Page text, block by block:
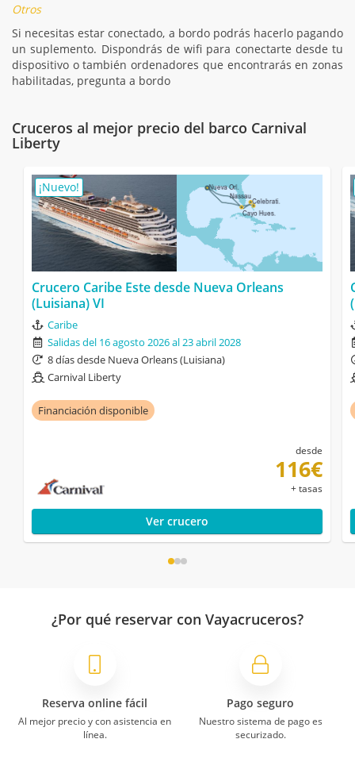
Otros
Si necesitas estar conectado, a bordo podrás hacerlo pagando
un suplemento. Dispondrás de wifi para conectarte desde tu
dispositivo o también ordenadores que encontrarás en zonas
habilitadas, pregunta a bordo
Cruceros al mejor precio del barco Carnival
Liberty
¡Nuevo!
Crucero Caribe Este desde Nueva Orleans
(Luisiana) VI
Caribe
Salidas del 16 agosto 2026 al 23 abril 2028
8 días desde Nueva Orleans (Luisiana)
Carnival Liberty
Financiación disponible
desde
116€
+ tasas
Ver crucero
¿Por qué reservar con Vayacruceros?
Reserva online fácil
Al mejor precio y con asistencia en
línea.
Pago seguro
Nuestro sistema de pago es
securizado.